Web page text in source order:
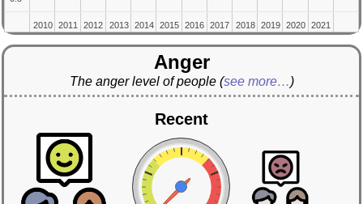
2010
2010 2012
2012 2014
2014 2016
2016 2018
2018 2020
2020
2011
2011 2013
2013 2015
2015 2017
2017 2019
2019 2021
2021
Anger
The anger level of people (see more…)
Recent